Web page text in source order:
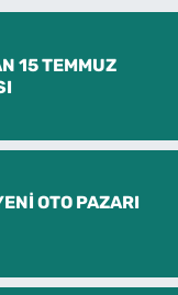
15 TEMMUZ
OTO PAZARI